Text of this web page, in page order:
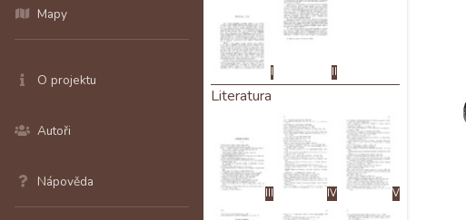
Mapy
O projektu
Autoři
Nápověda
I II
Literatura
III IV V